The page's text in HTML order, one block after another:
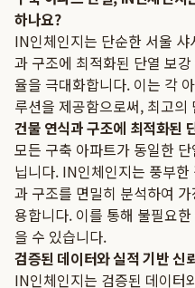
하나요?
IN인체인지는 단순한 서울
과 구조에 최적화된 단열 보
율을 극대화합니다. 이는 각
루션을 제공함으로써, 최고
건물 연식과 구조에 최적화된
모든 구축 아파트가 동일한
닙니다. IN인체인지는 풍부
과 구조를 면밀히 분석하여
용합니다. 이를 통해 불필요
을 수 있습니다.
검증된 데이터와 실적 기반 신
IN인체인지는 검증된 데이터